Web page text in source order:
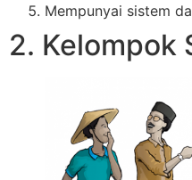
Mempunyai sistem
2. Kelompok